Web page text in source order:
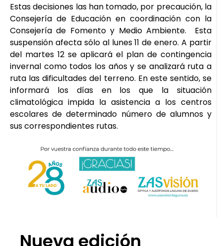
Estas decisiones las han tomado, por precaución, la
Consejería de Educación en coordinación con la
Consejería de Fomento y Medio Ambiente. Esta
suspensión afecta sólo al lunes 11 de enero. A partir
del martes 12 se aplicará el plan de contingencia
invernal como todos los años y se analizará ruta a
ruta las dificultades del terreno. En este sentido, se
informará los días en los que la situación
climatológica impida la asistencia a los centros
escolares de determinado número de alumnos y
sus correspondientes rutas.
Nueva edición